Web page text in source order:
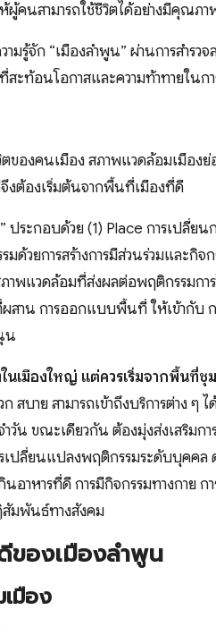
คนสามารถใช้ชีวิตได้อย่างมีคุณภา
รู้จัก “เมืองลำพูน” ผ่านการสำรว
ะท้อนโอกาสและความท้าทายใน
องคนเมือง สภาพแวดล้อมเมืองย่
จึงต้องเริ่มต้นจากพื้นที่เมืองที่ดี
ระกอบด้วย (1) Place การเปลี่ย
วยการสร้างการมีส่วนร่วมและกิจ
าพแวดล้อมที่ส่งผลต่อพฤติกรรมก
สาน การออกแบบพื้นที่ ให้เข้ากับ
น
นเมืองใหญ่ แต่ควรเริ่มจากพื้นที่
สบาย สามารถเข้าถึงบริการต่าง ๆ
วัน ขณะเดียวกัน ต้องมุ่งส่งเสริมก
ปลี่ยนแปลงพฤติกรรมระดับบุคคล
าหารที่ดี การมีกิจกรรมทางกาย
สัมพันธ์ทางสังคม
ของเมืองลำพูน
มือง